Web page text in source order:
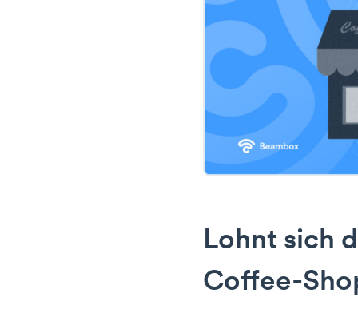
Lohnt sich
Coffee-